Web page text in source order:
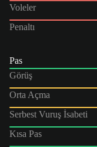
Voleler
Penaltı
Pas
Görüş
Orta Açma
Serbest Vuruş İsabeti
Kısa Pas